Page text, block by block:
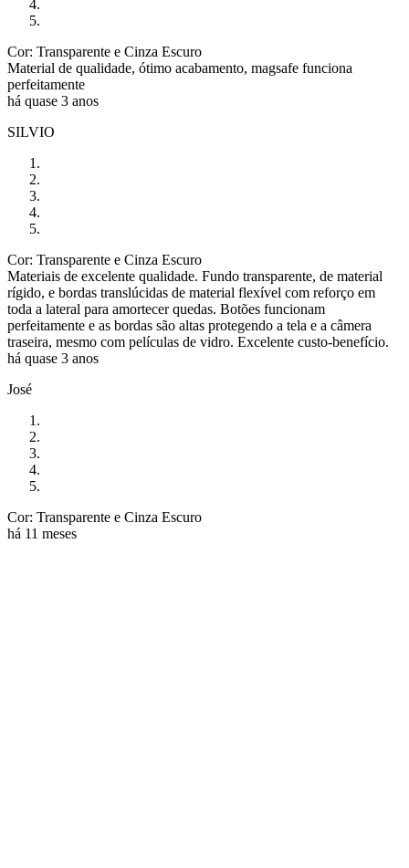
Cor: Transparente e Cinza Escuro
Material de qualidade, ótimo acabamento, magsafe funciona
perfeitamente
há quase 3 anos
SILVIO
Cor: Transparente e Cinza Escuro
Materiais de excelente qualidade. Fundo transparente, de material
rígido, e bordas translúcidas de material flexível com reforço em
toda a lateral para amortecer quedas. Botões funcionam
perfeitamente e as bordas são altas protegendo a tela e a câmera
traseira, mesmo com películas de vidro. Excelente custo-benefício.
há quase 3 anos
José
Cor: Transparente e Cinza Escuro
há 11 meses